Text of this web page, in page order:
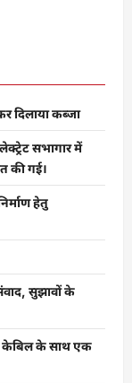
दिलाया कब्जा
सभागार में
की गई।
हेतु
सुझावों के
केबिल के साथ एक